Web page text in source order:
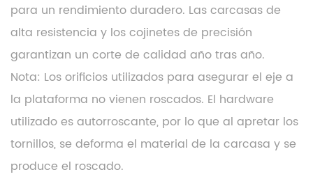
para un rendimiento duradero. Las carcasas de
alta resistencia y los cojinetes de precisión
garantizan un corte de calidad año tras año.
Nota: Los orificios utilizados para asegurar el eje a
la plataforma no vienen roscados. El hardware
utilizado es autorroscante, por lo que al apretar los
tornillos, se deforma el material de la carcasa y se
produce el roscado.